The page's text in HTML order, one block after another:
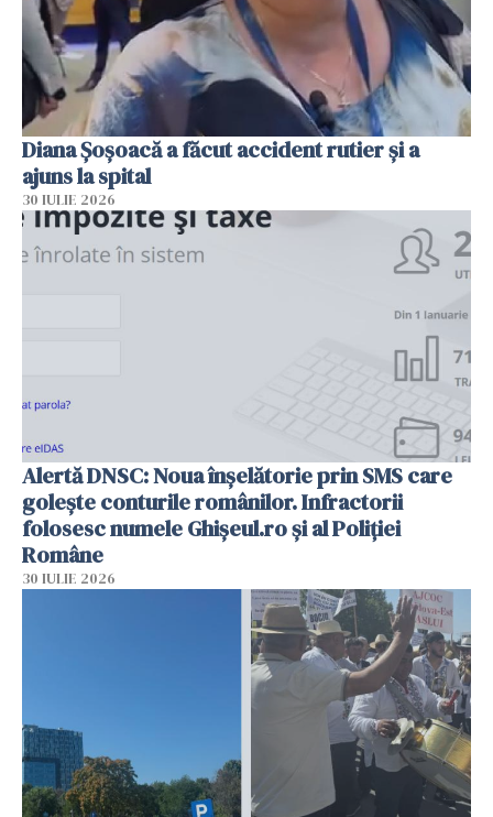
Diana Șoșoacă a făcut accident rutier și a
ajuns la spital
30 IULIE 2026
Alertă DNSC: Noua înșelătorie prin SMS care
golește conturile românilor. Infractorii
folosesc numele Ghișeul.ro și al Poliției
Române
30 IULIE 2026